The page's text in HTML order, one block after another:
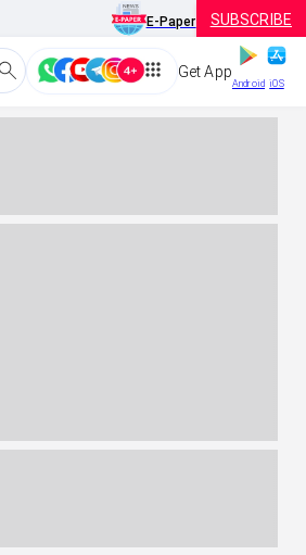
E-Paper SUBSCRIBE
Get App
Android iOS